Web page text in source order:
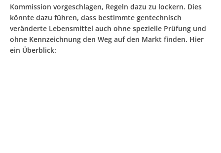
Kommission vorgeschlagen, Regeln dazu zu lockern. Dies
könnte dazu führen, dass bestimmte gentechnisch
veränderte Lebensmittel auch ohne spezielle Prüfung und
ohne Kennzeichnung den Weg auf den Markt finden. Hier
ein Überblick: